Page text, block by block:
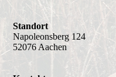
Standort
Napoleonsberg 124
52076 Aachen